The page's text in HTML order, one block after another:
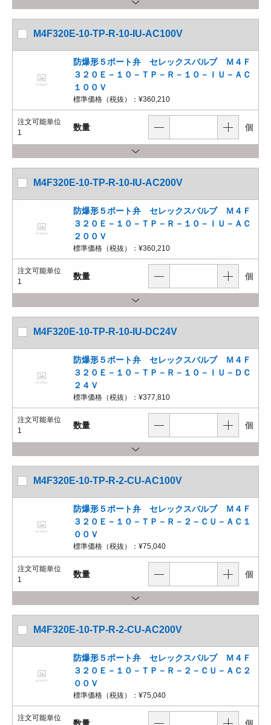
M4F320E-10-TP-R-10-IU-AC100V
防爆形５ポート弁 セレックスバルブ Ｍ４Ｆ
３２０Ｅ－１０－ＴＰ－Ｒ－１０－ＩＵ－ＡＣ
１００Ｖ
標準価格（税抜）： ¥360,210
注文可能単位
1
数量 個
M4F320E-10-TP-R-10-IU-AC200V
防爆形５ポート弁 セレックスバルブ Ｍ４Ｆ
３２０Ｅ－１０－ＴＰ－Ｒ－１０－ＩＵ－ＡＣ
２００Ｖ
標準価格（税抜）： ¥360,210
注文可能単位
1
数量 個
M4F320E-10-TP-R-10-IU-DC24V
防爆形５ポート弁 セレックスバルブ Ｍ４Ｆ
３２０Ｅ－１０－ＴＰ－Ｒ－１０－ＩＵ－ＤＣ
２４Ｖ
標準価格（税抜）： ¥377,810
注文可能単位
1
数量 個
M4F320E-10-TP-R-2-CU-AC100V
防爆形５ポート弁 セレックスバルブ Ｍ４Ｆ
３２０Ｅ－１０－ＴＰ－Ｒ－２－ＣＵ－ＡＣ１
００Ｖ
標準価格（税抜）： ¥75,040
注文可能単位
1
数量 個
M4F320E-10-TP-R-2-CU-AC200V
防爆形５ポート弁 セレックスバルブ Ｍ４Ｆ
３２０Ｅ－１０－ＴＰ－Ｒ－２－ＣＵ－ＡＣ２
００Ｖ
標準価格（税抜）： ¥75,040
注文可能単位
数量 個